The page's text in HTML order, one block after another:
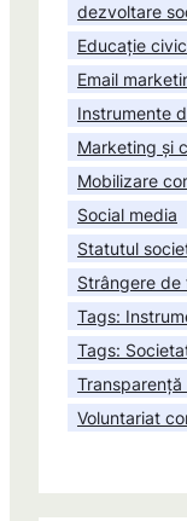
dezvoltare
Educație
Email
Instrumente
Marketing și
Mobilizare
Social media
Statutul
Strângere de
Tags:
Tags:
Voluntariat